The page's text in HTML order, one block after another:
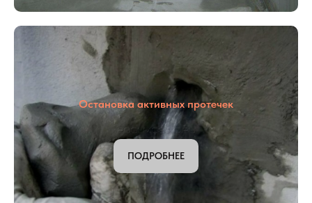
Гидроизоляция резервуара
ПОДРОБНЕЕ